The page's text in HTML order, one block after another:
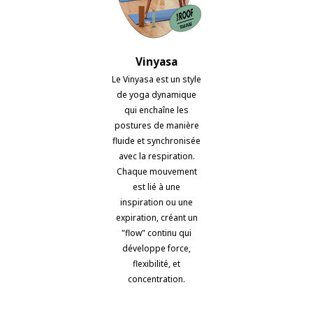
Vinyasa
Le Vinyasa est un style
de yoga dynamique
qui enchaîne les
postures de manière
fluide et synchronisée
avec la respiration.
Chaque mouvement
est lié à une
inspiration ou une
expiration, créant un
"flow" continu qui
développe force,
flexibilité, et
concentration.